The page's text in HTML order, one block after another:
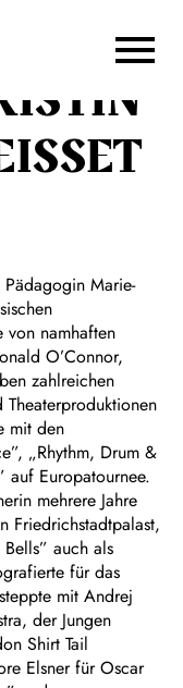
Marie-
von namhaften
O’Connor,
zahlreichen
Theaterproduktionen
mit den
„Rhythm, Drum &
auf Europatournee.
mehrere Jahre
Friedrichstadtpalast,
auch als
für das
mit Andrej
der Jungen
Shirt Tail
Elsner für Oscar